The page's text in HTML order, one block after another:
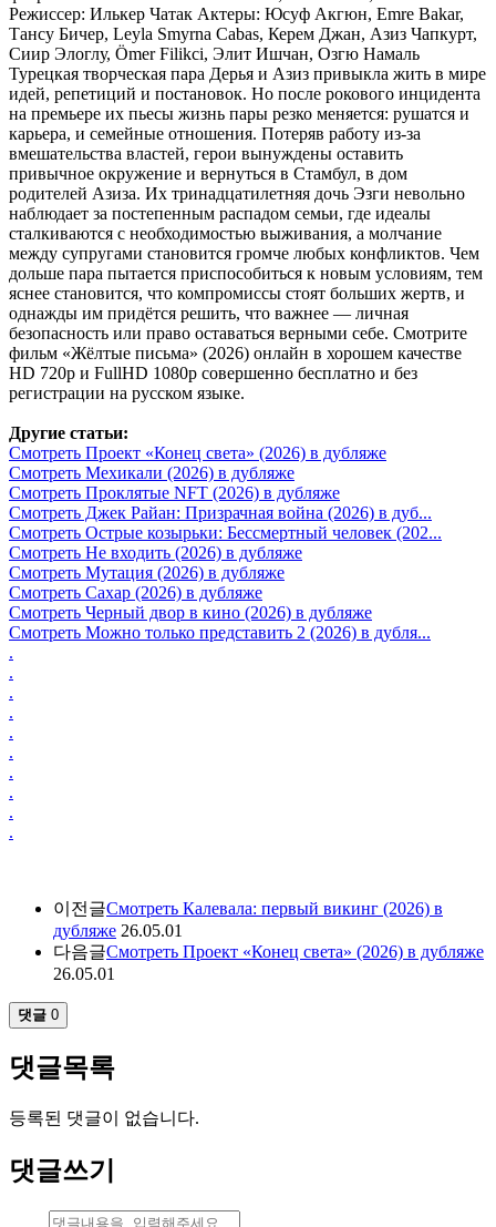
Режиссер: Илькер Чатак Актеры: Юсуф Акгюн, Emre Bakar,
Тансу Бичер, Leyla Smyrna Cabas, Керем Джан, Азиз Чапкурт,
Сиир Элоглу, Ömer Filikci, Элит Ишчан, Озгю Намаль
Турецкая творческая пара Дерья и Азиз привыкла жить в мире
идей, репетиций и постановок. Но после рокового инцидента
на премьере их пьесы жизнь пары резко меняется: рушатся и
карьера, и семейные отношения. Потеряв работу из-за
вмешательства властей, герои вынуждены оставить
привычное окружение и вернуться в Стамбул, в дом
родителей Азиза. Их тринадцатилетняя дочь Эзги невольно
наблюдает за постепенным распадом семьи, где идеалы
сталкиваются с необходимостью выживания, а молчание
между супругами становится громче любых конфликтов. Чем
дольше пара пытается приспособиться к новым условиям, тем
яснее становится, что компромиссы стоят больших жертв, и
однажды им придётся решить, что важнее — личная
безопасность или право оставаться верными себе. Смотрите
фильм «Жёлтые письма» (2026) онлайн в хорошем качестве
HD 720p и FullHD 1080p совершенно бесплатно и без
регистрации на русском языке.
Другие статьи:
Смотреть Проект «Конец света» (2026) в дубляже
Смотреть Мехикали (2026) в дубляже
Смотреть Проклятые NFT (2026) в дубляже
Смотреть Джек Райан: Призрачная война (2026) в дуб...
Смотреть Острые козырьки: Бессмертный человек (202...
Смотреть Не входить (2026) в дубляже
Смотреть Мутация (2026) в дубляже
Смотреть Сахар (2026) в дубляже
Смотреть Черный двор в кино (2026) в дубляже
Смотреть Можно только представить 2 (2026) в дубля...
.
.
.
.
.
.
.
.
.
.
이전글Смотреть Калевала: первый викинг (2026) в
дубляже 26.05.01
다음글Смотреть Проект «Конец света» (2026) в дубляже
26.05.01
댓글 0
댓글목록
등록된 댓글이 없습니다.
댓글쓰기